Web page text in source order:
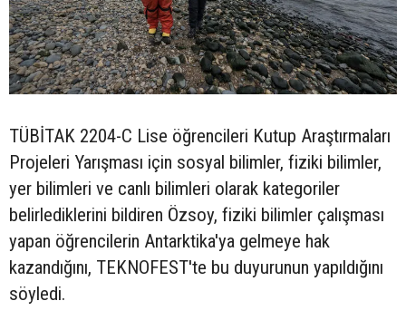
TÜBİTAK 2204-C Lise öğrencileri Kutup Araştırmaları
Projeleri Yarışması için sosyal bilimler, fiziki bilimler,
yer bilimleri ve canlı bilimleri olarak kategoriler
belirlediklerini bildiren Özsoy, fiziki bilimler çalışması
yapan öğrencilerin Antarktika'ya gelmeye hak
kazandığını, TEKNOFEST'te bu duyurunun yapıldığını
söyledi.